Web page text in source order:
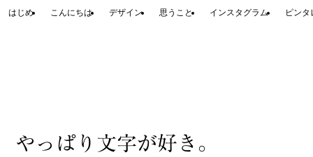
はじめ こんにちは デザイン 思うこと インスタグラム ピンタ
やっぱり文字が好き。